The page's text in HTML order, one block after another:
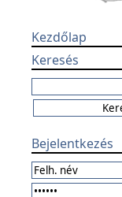
Kezdőlap
Keresés
Bejelentkezés